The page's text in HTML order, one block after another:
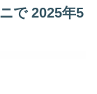
で 2025年5